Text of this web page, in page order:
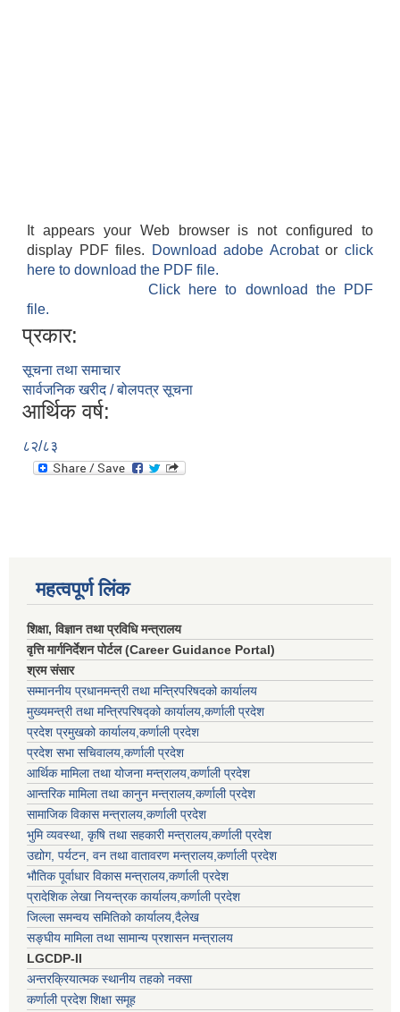
It appears your Web browser is not configured to
display PDF files.
Download adobe Acrobatorclick
here to download the PDF file.
Click here to download the PDF
file.
प्रकार:
सूचना तथा समाचार
सार्वजनिक खरीद / बोलपत्र सूचना
आर्थिक वर्ष:
८२/८३
महत्वपूर्ण लिंक
शिक्षा, विज्ञान तथा प्रविधि मन्त्रालय
वृत्ति मार्गनिर्देशन पोर्टल (Career Guidance Portal)
श्रम संसार
सम्माननीय प्रधानमन्त्री तथा मन्त्रिपरिषद‌को कार्यालय
मुख्यमन्त्री तथा मन्त्रिपरिषद्को कार्यालय,कर्णाली प्रदेश
प्रदेश प्रमुखको कार्यालय,कर्णाली प्रदेश
प्रदेश सभा सचिवालय,कर्णाली प्रदेश
आर्थिक मामिला तथा योजना मन्त्रालय,कर्णाली प्रदेश
आन्तरिक मामिला तथा कानुन मन्त्रालय,कर्णाली प्रदेश
सामाजिक विकास मन्त्रालय,कर्णाली प्रदेश
भुमि व्यवस्था, कृषि तथा सहकारी मन्त्रालय,कर्णाली प्रदेश
उद्योग, पर्यटन, वन तथा वातावरण मन्त्रालय,कर्णाली प्रदेश
भौतिक पूर्वाधार विकास मन्त्रालय,कर्णाली प्रदेश
प्रादेशिक लेखा नियन्त्रक कार्यालय,कर्णाली प्रदेश
जिल्ला समन्वय समितिको कार्यालय,दैलेख
सङ्घीय मामिला तथा सामान्य प्रशासन मन्त्रालय
LGCDP-II
अन्तरक्रियात्मक स्थानीय तहको नक्सा
कर्णाली प्रदेश शिक्षा समूह